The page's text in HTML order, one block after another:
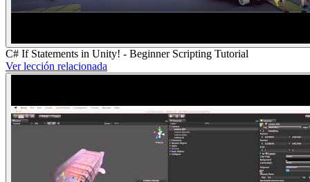
C# If Statements in Unity! - Beginner Scripting Tutorial
Ver lección relacionada